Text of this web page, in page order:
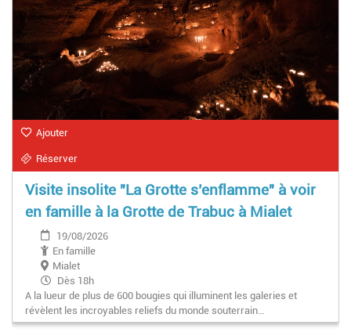
Ajouter
Réserver
Visite insolite "La Grotte s’enflamme" à voir
en famille à la Grotte de Trabuc à Mialet
19/08/2026
En famille
Mialet
Dès 18h
A la lueur de plus de 600 bougies qui illuminent les galeries et
révèlent les incroyables reliefs du monde souterrain…